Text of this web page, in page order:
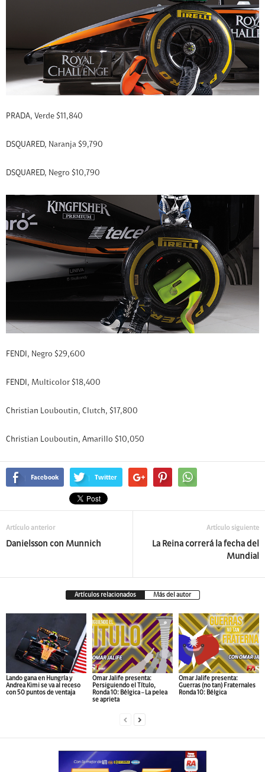
PRADA, Verde $11,840
DSQUARED, Naranja $9,790
DSQUARED, Negro $10,790
FENDI, Negro $29,600
FENDI, Multicolor $18,400
Christian Louboutin, Clutch, $17,800
Christian Louboutin, Amarillo $10,050
Facebook Twitter
Artículo anterior
Danielsson con Munnich
Artículo siguiente
La Reina correrá la fecha del
Mundial
Artículos relacionados Más del autor
Lando gana en Hungría y
Andrea Kimi se va al receso
con 50 puntos de ventaja
Omar Jalife presenta:
Persiguiendo el Título,
Ronda 10: Bélgica – La pelea
se aprieta
Omar Jalife presenta:
Guerras (no tan) Fraternales
Ronda 10: Bélgica